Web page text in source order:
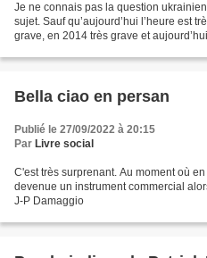
Je ne connais pas la question
sujet. Sauf qu’aujourd’hui l’heure est
grave, en 2014 très grave et
Bella ciao en persan
Publié le 27/09/2022 à 20:15
Par Livre social
C'est très surprenant. Au moment où
devenue un instrument commercial
J-P Damaggio